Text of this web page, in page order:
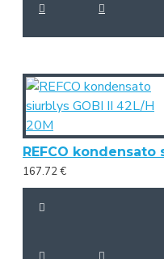
167.72 €